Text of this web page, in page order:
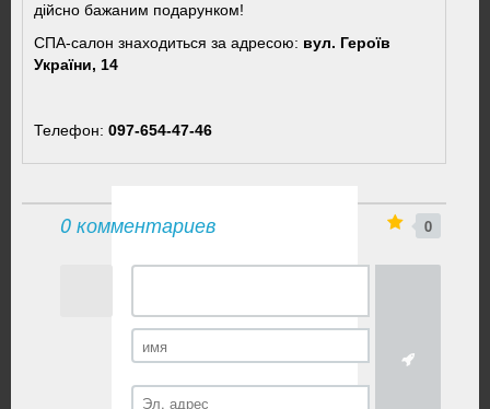
дійсно бажаним подарунком!
СПА-салон знаходиться за адресою: вул. Героїв
України, 14
Телефон: 097-654-47-46
0 комментариев 0